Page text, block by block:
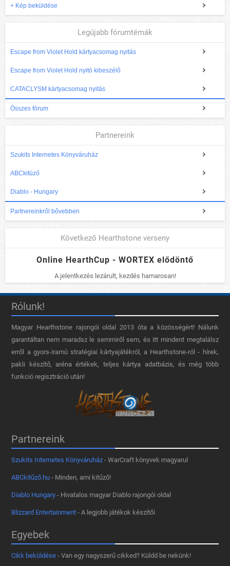
+ Kép beküldése
Legújabb fórumtémák
Escape from Violet Hold kártyacsomag nyitás
Escape from Violet Hold nyitó kibeszélő
CATACLYSM kártyacsomag nyitás
Összes fórum
Partnereink
Szukits Internetes Könyváruház
ABCkitüző
Diablo - Hungary
Partnereinkről bővebben
Következő Hearthstone verseny
Online HearthCup - WORTEX elődöntő
A jelentkezés lezárult, kezdés hamarosan!
Rólunk!
Magyar Hearthstone​ rajongói oldal 2013 óta a közösségért! Nálunk
garantáltan nem maradsz le semmiről sem, és itt mindent megtalálsz
erről a gyors-iramú stratégiai kártyajátékról, a Hearthstone-ról - hírek,
pakli készítő, aréna értékek, teljes kártya adatbázis, és még több
funkció regisztráció után!
Partnereink
Szukits Internetes Könyváruház - WarCraft könyvek magyarul
ABCkitűző.hu - Minden, ami kitűző!
Diablo Hungary - Hivatalos magyar Diablo rajongói oldal
Blizzard Entertainment - A legjobb játékok készítői
Egyebek
Cikk beküldése - Van egy nagyszerű cikked? Küldd be nekünk!